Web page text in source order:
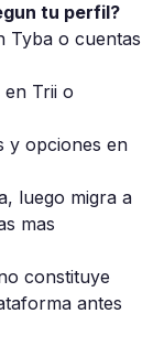
tu perfil?
Tyba o cuentas
en Trii o
y opciones en
luego migra a
mas
constituye
antes